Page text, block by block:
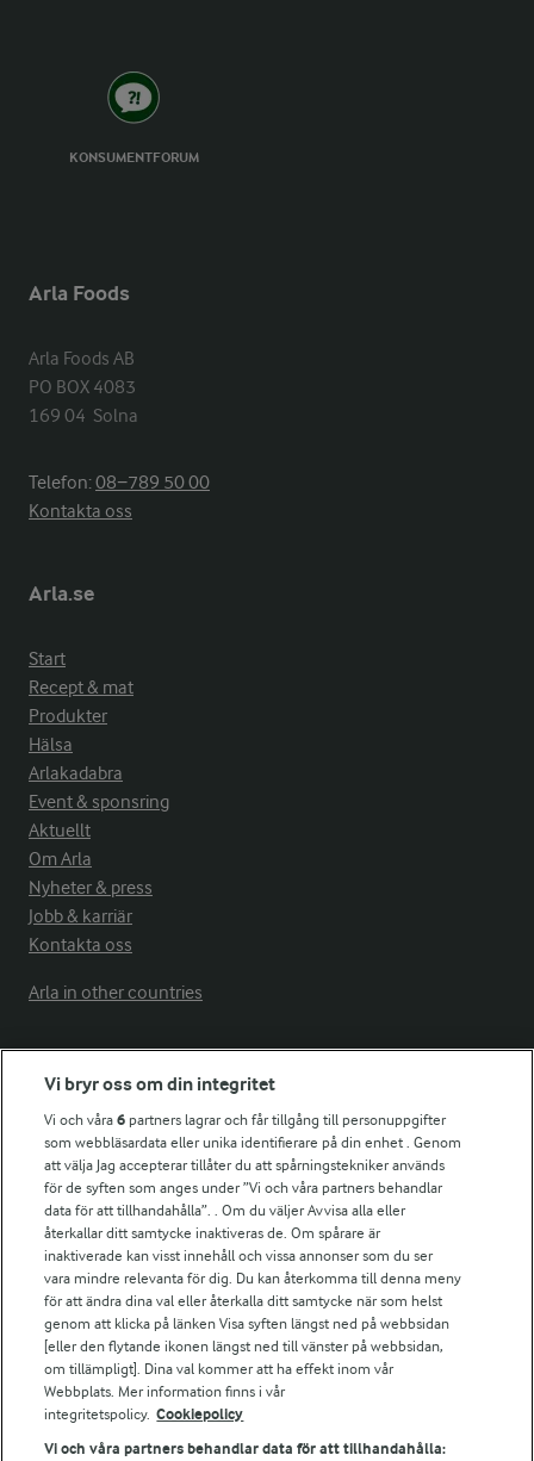
KONSUMENTFORUM
Arla Foods
Arla Foods AB
PO BOX 4083
169 04  Solna
Telefon:08−789 50 00
Kontakta oss
Arla.se
Start
Recept & mat
Produkter
Hälsa
Arlakadabra
Event & sponsring
Aktuellt
Om Arla
Nyheter & press
Jobb & karriär
Kontakta oss
Arla in other countries
Fler Arlasajter
För ägare
Arlas kundportal
Arla.com
Falbygdens Ost
Arla webbshop
Bildbank
Följ oss
Vi bryr oss om din integritet
Vi och våra6 partners lagrar och får tillgång till personuppgifter
som webbläsardata eller unika identifierare på din enhet . Genom
att välja Jag accepterar tillåter du att spårningstekniker används
för de syften som anges under ”Vi och våra partners behandlar
data för att tillhandahålla”. . Om du väljer Avvisa alla eller
återkallar ditt samtycke inaktiveras de. Om spårare är
inaktiverade kan visst innehåll och vissa annonser som du ser
vara mindre relevanta för dig. Du kan återkomma till denna meny
för att ändra dina val eller återkalla ditt samtycke när som helst
genom att klicka på länken Visa syften längst ned på webbsidan
[eller den flytande ikonen längst ned till vänster på webbsidan,
om tillämpligt]. Dina val kommer att ha effekt inom vår
Webbplats. Mer information finns i vår
integritetspolicy. Cookiepolicy
Vi och våra partners behandlar data för att tillhandahålla: